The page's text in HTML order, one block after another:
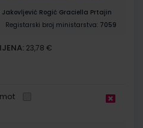
Rogić Graciella Prtajin
Registarski broj ministarstva: 7059
23,78 €